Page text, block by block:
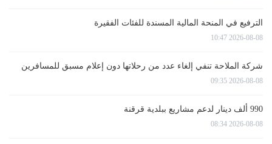
الترفيع في المنحة المالية المسندة للفئات الفقيرة
2026-08-08 10:47
شركة الملاحة تنفي إلغاء عدد من رحلاتها دون إعلام مسبق للمسافرين
2026-08-08 09:35
990 ألف دينار لدعم مشاريع ببلدية قرقنة
2026-08-08 08:34